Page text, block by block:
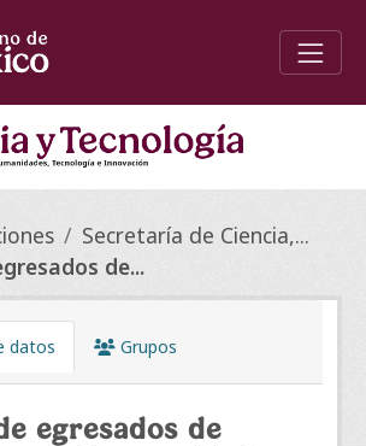
Secretaría de Ciencia,...
de...
datos Grupos
egresados de